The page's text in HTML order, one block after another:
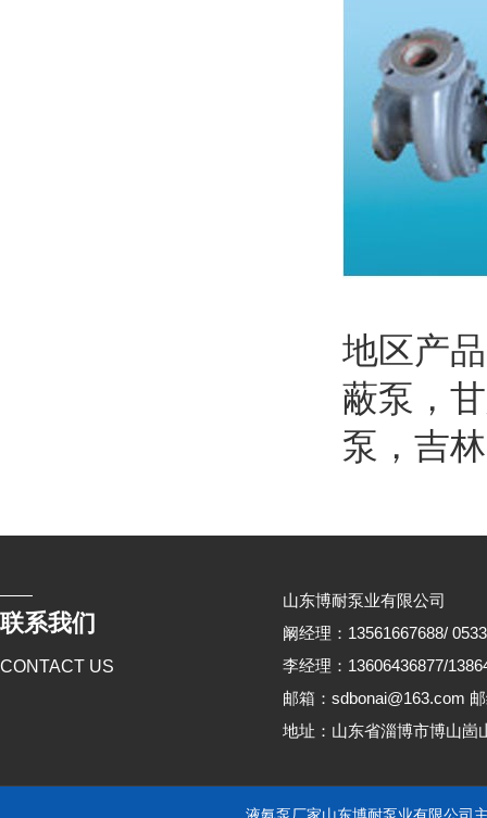
地区产
蔽泵 ，
泵 ， 吉
联系我们
CONTACT US
山东博耐泵业有限公司
阚经理：13561667688/
李经理：13606436877/
邮箱：sdbonai@163.com
地址：山东省淄博市博山崮